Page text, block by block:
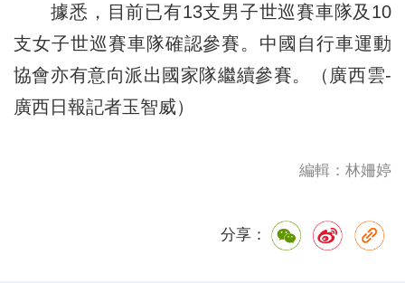
據悉，目前已有13支男子世巡賽車隊及10
支女子世巡賽車隊確認參賽。中國自行車運動
協會亦有意向派出國家隊繼續參賽。（廣西雲-
廣西日報記者玉智威）
編輯：林姍婷
分享：